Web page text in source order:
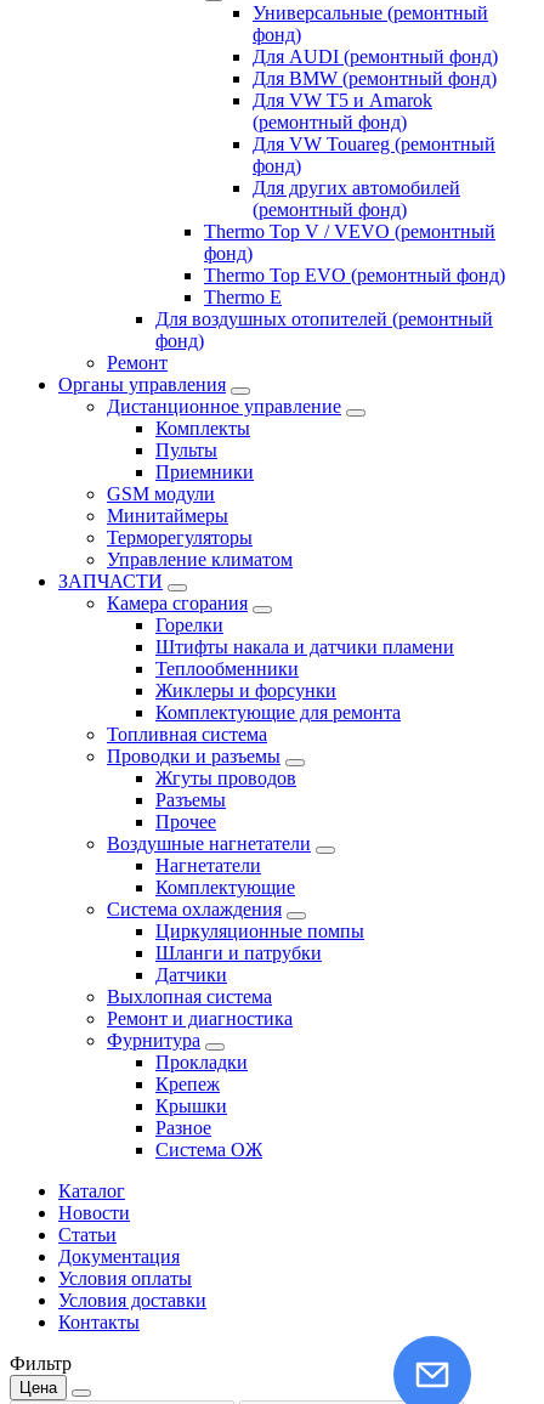
Универсальные (ремонтный
фонд)
Для AUDI (ремонтный фонд)
Для BMW (ремонтный фонд)
Для VW T5 и Amarok
(ремонтный фонд)
Для VW Touareg (ремонтный
фонд)
Для других автомобилей
(ремонтный фонд)
Thermo Top V / VEVO (ремонтный
фонд)
Thermo Top EVO (ремонтный фонд)
Thermo E
Для воздушных отопителей (ремонтный
фонд)
Ремонт
Органы управления
Дистанционное управление
Комплекты
Пульты
Приемники
GSM модули
Минитаймеры
Терморегуляторы
Управление климатом
ЗАПЧАСТИ
Камера сгорания
Горелки
Штифты накала и датчики пламени
Теплообменники
Жиклеры и форсунки
Комплектующие для ремонта
Топливная система
Проводки и разъемы
Жгуты проводов
Разъемы
Прочее
Воздушные нагнетатели
Нагнетатели
Комплектующие
Система охлаждения
Циркуляционные помпы
Шланги и патрубки
Датчики
Выхлопная система
Ремонт и диагностика
Фурнитура
Прокладки
Крепеж
Крышки
Разное
Система ОЖ
Каталог
Новости
Статьи
Документация
Условия оплаты
Условия доставки
Контакты
Фильтр
Цена